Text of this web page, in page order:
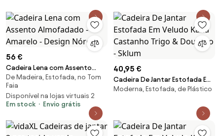
56 €
Cadeira Lena com Assento
Almofadado - Amarelo - Design
Nórdico
De Madeira, Estofada, no Tom
Faia
Disponível na lojas virtuais 2
Em stock
Envio grátis
40,95 €
Cadeira De Jantar Estofada Em
Veludo Kana Castanho Trigo &
Moderna, Estofada, de Plástico